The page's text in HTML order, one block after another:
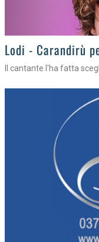
Lodi - Carandirù
Il cantante l'ha fatta